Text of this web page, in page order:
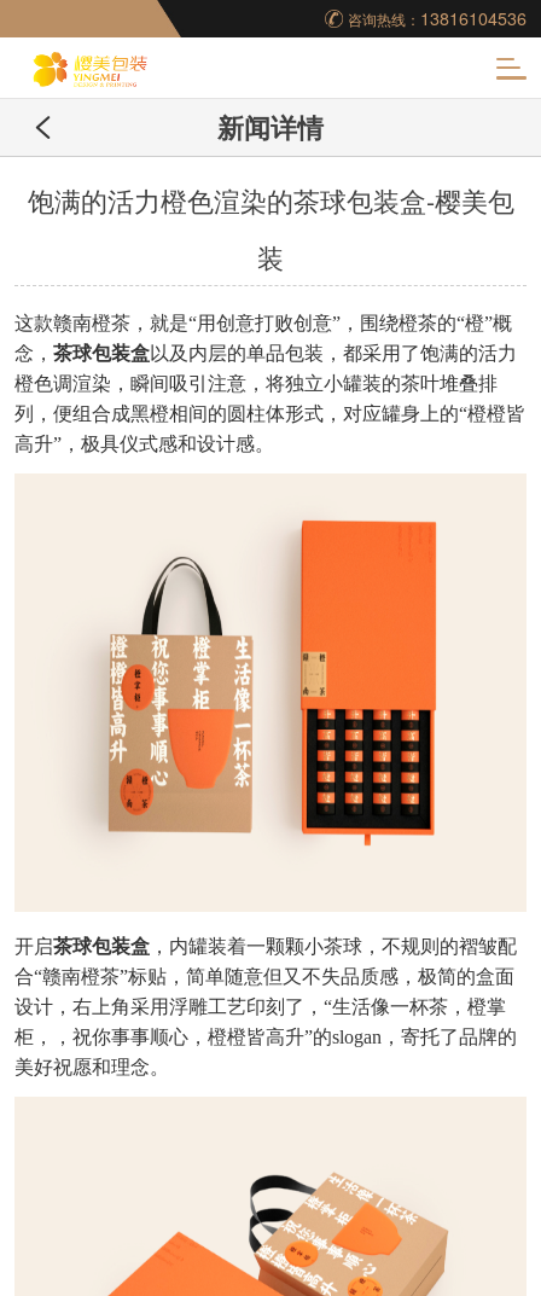
咨询热线： 13816104536
妆品包装盒工厂,高档
包装盒定制,创意包装
新闻详情
饱满的活力橙色渲染的茶球包装盒-樱美包
装
这款赣南橙茶，就是“用创意打败创意”，围绕橙茶的“橙”概
念， 茶球包装盒以及内层的单品包装，都采用了饱满的活力
橙色调渲染，瞬间吸引注意，将独立小罐装的茶叶堆叠排
列，便组合成黑橙相间的圆柱体形式，对应罐身上的“橙橙皆
高升”，极具仪式感和设计感。
开启茶球包装盒，内罐装着一颗颗小茶球，不规则的褶皱配
合“赣南橙茶”标贴，简单随意但又不失品质感，极简的盒面
设计，右上角采用浮雕工艺印刻了，“生活像一杯茶，橙掌
柜，，祝你事事顺心，橙橙皆高升”的slogan，寄托了品牌的
美好祝愿和理念。